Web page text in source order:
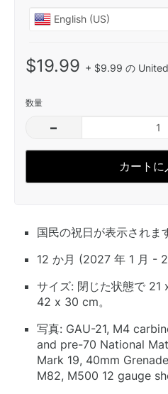
$19.99 + $9.99 の
数量
–
カートに
国民の祝日が表示されま
12 か月 (2027 年 1 月 -
サイズ: 閉じた状態で
42 x 30 cm。
写真: GAU-21, M4
and pre-70 National
Mark 19, 40mm
M82, M500 12 gauge